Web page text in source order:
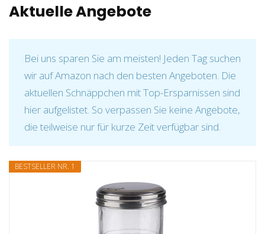
Aktuelle Angebote
Bei uns sparen Sie am meisten! Jeden Tag suchen
wir auf Amazon nach den besten Angeboten. Die
aktuellen Schnäppchen mit Top-Ersparnissen sind
hier aufgelistet. So verpassen Sie keine Angebote,
die teilweise nur für kurze Zeit verfügbar sind.
BESTSELLER NR. 1